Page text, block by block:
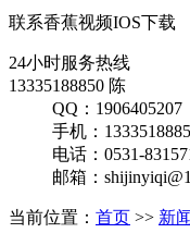
联系香蕉视频IOS下载
24小时服务热线
13335188850 陈
QQ：1906405207
手机：
电话：0531-
邮箱：
当前位置： 首页 >> 新